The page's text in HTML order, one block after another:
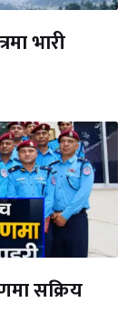
भारी
सक्रिय